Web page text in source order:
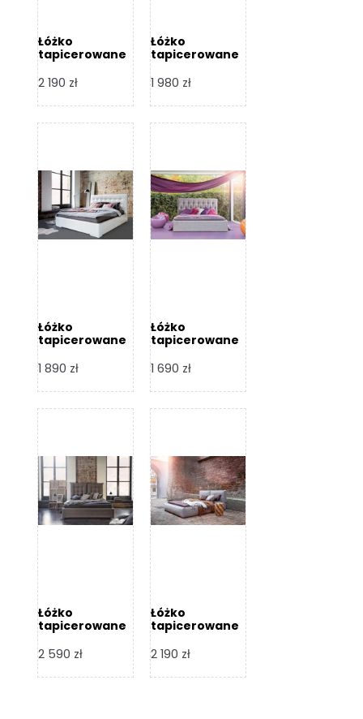
Łóżko
tapicerowane
Design
2 190 zł
Łóżko
tapicerowane
Design
1 980 zł
Łóżko
tapicerowane
Design
1 890 zł
Łóżko
tapicerowane
Design
1 690 zł
Łóżko
tapicerowane
Design
2 590 zł
Łóżko
tapicerowane
Design
2 190 zł